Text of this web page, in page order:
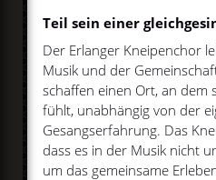
Teil sein einer
Der Erlanger Kneipenchor
Musik und der
schaffen einen Ort, an dem
fühlt, unabhängig von der
Gesangserfahrung. Das
dass es in der Musik nicht
um das gemeinsame